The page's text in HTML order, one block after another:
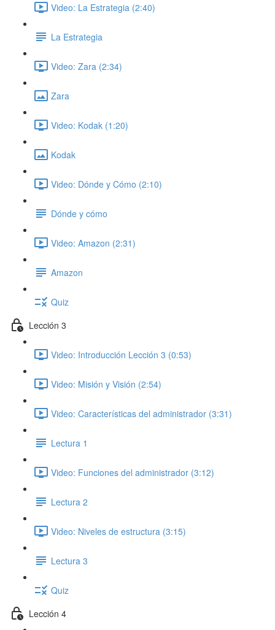
Video: La Estrategia (2:40)
La Estrategia
Video: Zara (2:34)
Zara
Video: Kodak (1:20)
Kodak
Video: Dónde y Cómo (2:10)
Dónde y cómo
Video: Amazon (2:31)
Amazon
Quiz
Lección 3
Video: Introducción Lección 3 (0:53)
Video: Misión y Visión (2:54)
Video: Características del administrador (3:31)
Lectura 1
Video: Funciones del administrador (3:12)
Lectura 2
Video: Niveles de estructura (3:15)
Lectura 3
Quiz
Lección 4